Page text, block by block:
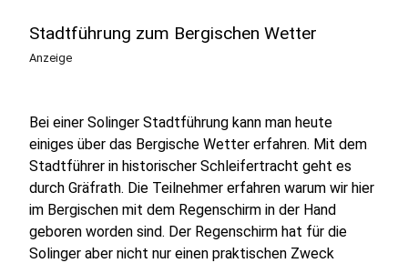
Stadtführung zum Bergischen Wetter
Anzeige
Bei einer Solinger Stadtführung kann man heute
einiges über das Bergische Wetter erfahren. Mit dem
Stadtführer in historischer Schleifertracht geht es
durch Gräfrath. Die Teilnehmer erfahren warum wir hier
im Bergischen mit dem Regenschirm in der Hand
geboren worden sind. Der Regenschirm hat für die
Solinger aber nicht nur einen praktischen Zweck